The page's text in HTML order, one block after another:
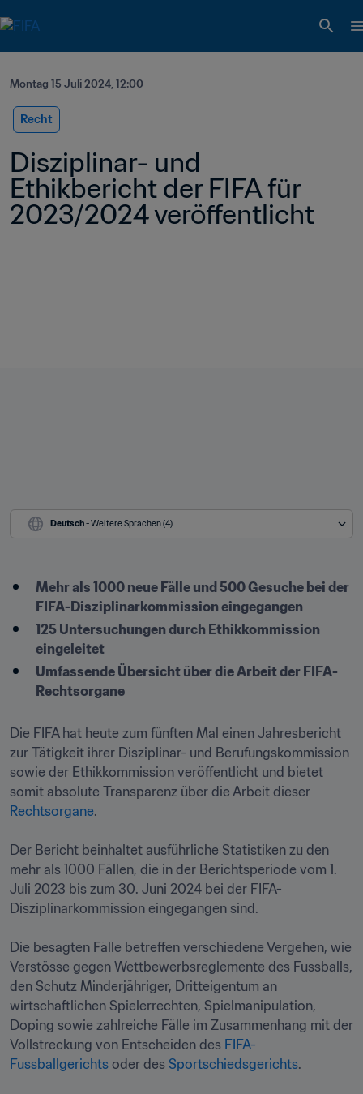
Montag 15 Juli 2024, 12:00
Recht
Disziplinar- und
Ethikbericht der FIFA für
2023/2024 veröffentlicht
Deutsch - Weitere Sprachen (4)
Mehr als 1000 neue Fälle und 500 Gesuche bei der
FIFA-Disziplinarkommission eingegangen
125 Untersuchungen durch Ethikkommission
eingeleitet
Umfassende Übersicht über die Arbeit der FIFA-
Rechtsorgane
Die FIFA hat heute zum fünften Mal einen Jahresbericht
zur Tätigkeit ihrer Disziplinar- und Berufungskommission
sowie der Ethikkommission veröffentlicht und bietet
Rechtsorgane.
Der Bericht beinhaltet ausführliche Statistiken zu den
mehr als 1000 Fällen, die in der Berichtsperiode vom 1.
Juli 2023 bis zum 30. Juni 2024 bei der FIFA-
Disziplinarkommission eingegangen sind.
Die besagten Fälle betreffen verschiedene Vergehen, wie
Verstösse gegen Wettbewerbsreglemente des Fussballs,
den Schutz Minderjähriger, Dritteigentum an
wirtschaftlichen Spielerrechten, Spielmanipulation,
Doping sowie zahlreiche Fälle im Zusammenhang mit der
Vollstreckung von Entscheiden des FIFA-
Fussballgerichts oder des Sportschiedsgerichts.